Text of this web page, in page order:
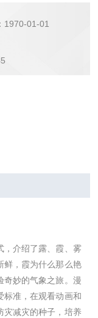
1970-01-01
，介绍了露、霞、雾
鲜，霞为什么那么艳
奇妙的气象之旅。漫
标准，在观看动画和
灾减灾的种子，培养